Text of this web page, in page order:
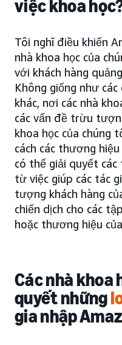
việc khoa
Tôi nghĩ điều khiến
nhà khoa học của
với khách hàng
Không giống như
khác, nơi các nhà
các vấn đề trừu
khoa học của chúng
cách các thương
có thể giải quyết
từ việc giúp các tác
tượng khách hàng
chiến dịch cho các
hoặc thương hiệu
Các nhà khoa
quyết những
gia nhập